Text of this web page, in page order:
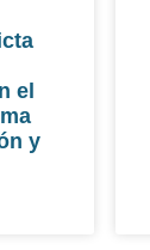
el
y